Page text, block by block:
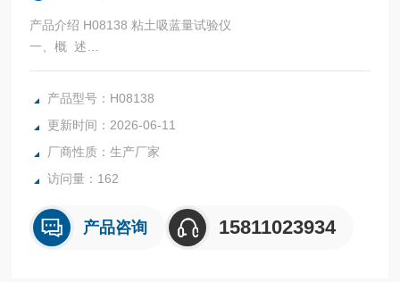
产品介绍 H08138 粘土吸蓝量试验仪
一、概 述
本套仪器包括一台附属的试样处理装置和一台测定装置。试
样处理采用超声分散方法。可在常温下快速进行。测定装
产品型号：H08138
更新时间：2026-06-11
厂商性质：生产厂家
访问量：162
产品咨询 15811023934